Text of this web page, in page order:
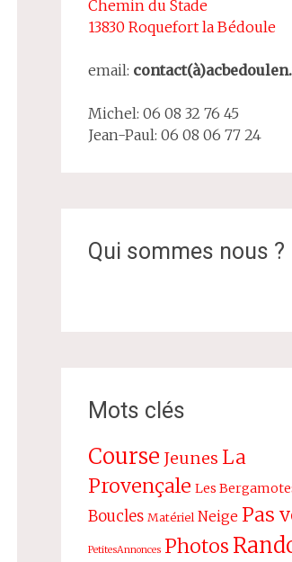
Chemin du Stade
13830 Roquefort la Bédoule
email:
Michel: 06 08 32 76 45
Jean-Paul: 06 08 06 77 24
Qui sommes nous ?
Mots clés
Course Jeunes La
Provençale Les
Boucles Matériel Neige Pas
PetitesAnnonces Photos